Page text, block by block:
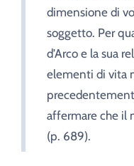
dimensione di
soggetto. Per
d’Arco e la sua
elementi di vita
affermare che il
(p. 689).